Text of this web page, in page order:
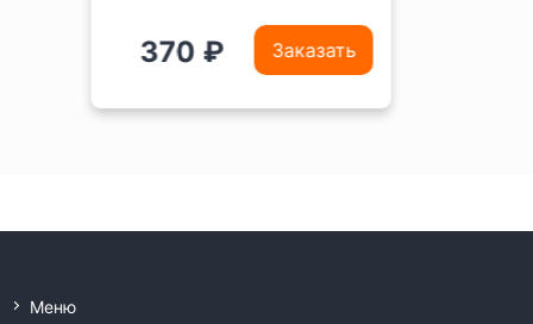
470 ₽
Меню